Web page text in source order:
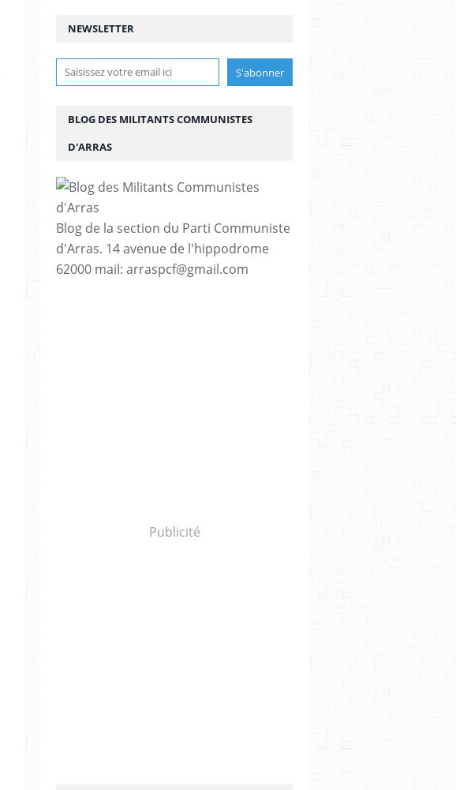
NEWSLETTER
BLOG DES MILITANTS COMMUNISTES
D'ARRAS
Blog de la section du Parti Communiste
d'Arras. 14 avenue de l'hippodrome
62000 mail: arraspcf@gmail.com
Publicité